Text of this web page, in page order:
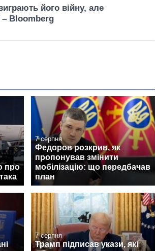
його війну, але
– Bloomberg
про
7 серпня
Федоров розкрив, як
пропонував змінити
мобілізацію: що передбачав
план
7 серпня
Трамп підписав укази, які